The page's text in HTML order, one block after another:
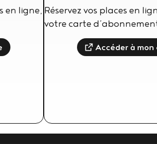
en ligne, Réservez vos places en
votre carte
Accéder à mon